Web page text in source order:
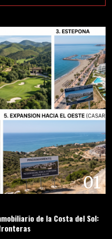
01
de la Costa del Sol: